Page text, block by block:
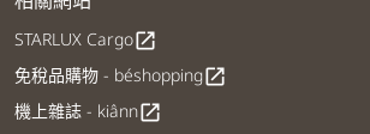
STARLUX Cargoopen_in_new
免稅品購物 - béshoppingopen_in_new
機上雜誌 - kiânnopen_in_new